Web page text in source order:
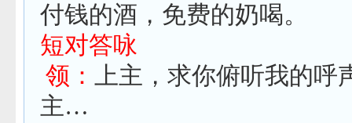
付钱的酒，免费的奶喝。
短对答咏
领： 上主，求你俯听我的呼
主…